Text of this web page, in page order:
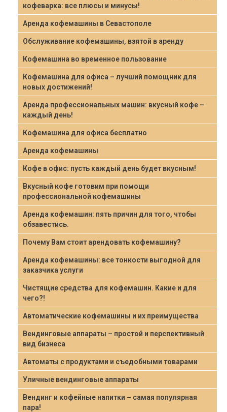
кофеварка: все плюсы и минусы!
Аренда кофемашины в Севастополе
Обслуживание кофемашины, взятой в аренду
Кофемашина во временное пользование
Кофемашина для офиса – лучший помощник для
новых достижений!
Аренда профессиональных машин: вкусный кофе –
каждый день!
Кофемашина для офиса бесплатно
Аренда кофемашины
Кофе в офис: пусть каждый день будет вкусным!
Вкусный кофе готовим при помощи
профессиональной кофемашины
Аренда кофемашин: пять причин для того, чтобы
обзавестись.
Почему Вам стоит арендовать кофемашину?
Аренда кофемашины: все тонкости выгодной для
заказчика услуги
Чистящие средства для кофемашин. Какие и для
чего?!
Автоматические кофемашины и их преимущества
Вендинговые аппараты – простой и перспективный
вид бизнеса
Автоматы с продуктами и съедобными товарами
Уличные вендинговые аппараты
Вендинг и кофейные напитки – самая популярная
пара!